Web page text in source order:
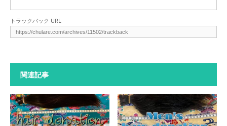
トラックバック URL
関連記事